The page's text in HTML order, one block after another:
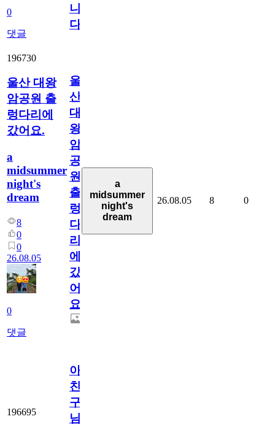
0
댓글
니
다
196730
울산 대왕
암공원 출
렁다리에
갔어요.
a
midsummer
night's
dream
8
0
0
26.08.05
0
댓글
울
산
대
왕
암
공
원
출
렁
다
리
에
갔
어
요.
a
midsummer
night's
dream
26.08.05 8 0
196695
아.
친
구
님